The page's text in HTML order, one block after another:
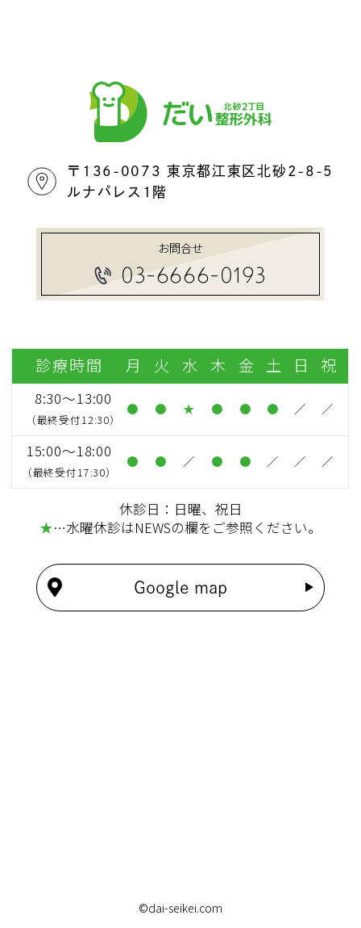
〒136-0073 東京都江東区北砂2-8-5
ルナパレス1階
お問合せ
03-6666-0193
診療時間 月 火 水 木 金 土 日 祝
8:30～13:00
（最終受付12:30）
● ● ★ ● ● ● ／ ／
15:00～18:00
（最終受付17:30）
● ● ／ ● ● ／ ／ ／
休診日：日曜、祝日
★…水曜休診はNEWSの欄をご参照ください。
Google map
©dai-seikei.com